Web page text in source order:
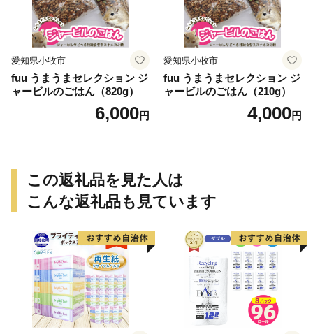
愛知県小牧市
fuu うまうまセレクション ジ
ャービルのごはん（820g）
6,000円
愛知県小牧市
fuu うまうまセレクション ジ
ャービルのごはん（210g）
4,000円
この返礼品を見た人は
こんな返礼品も見ています